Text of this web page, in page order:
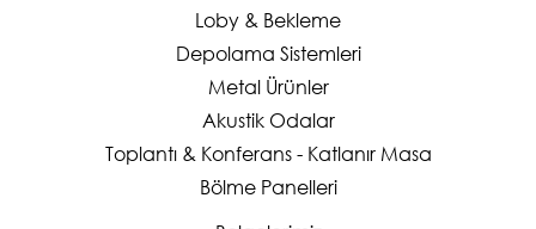
Loby & Bekleme
Depolama Sistemleri
Metal Ürünler
Akustik Odalar
Toplantı & Konferans - Katlanır Masa
Bölme Panelleri